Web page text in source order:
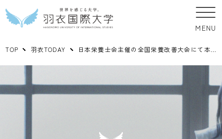
MENU
TOP 羽衣TODAY 日本栄養士会主催の全国栄養改善大会にて本学教員が表彰されました